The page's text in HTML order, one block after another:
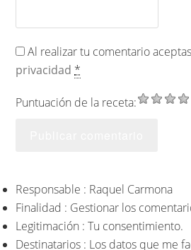
Al realizar tu comentario
privacidad *
Puntuación de la receta:
Responsable : Raquel Carmona
Finalidad : Gestionar los
Legitimación : Tu consentimiento.
Destinatarios : Los datos que me